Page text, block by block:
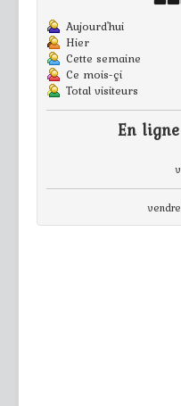
Aujourd'hui
Hier
Cette semaine
Ce mois-çi
Total visiteurs
En